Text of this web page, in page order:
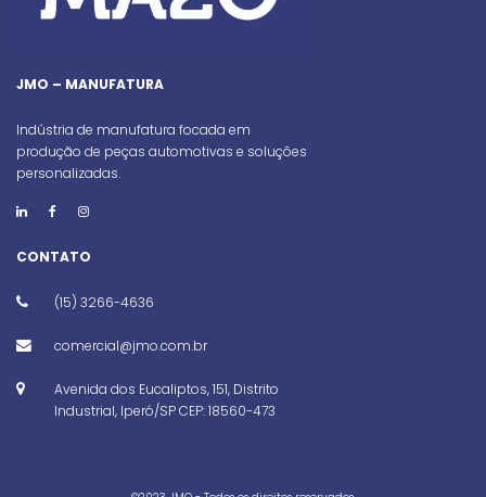
JMO – MANUFATURA
Indústria de manufatura focada em
produção de peças automotivas e soluções
personalizadas.
CONTATO
(15) 3266-4636
comercial@jmo.com.br
Avenida dos Eucaliptos, 151, Distrito
Industrial, Iperó/SP CEP: 18560-473